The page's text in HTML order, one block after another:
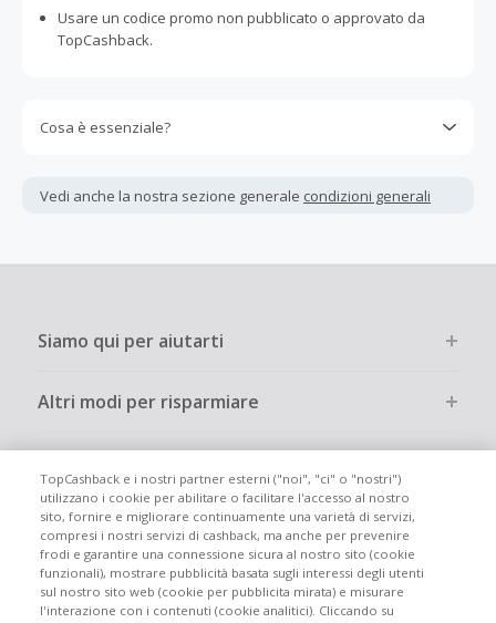
Usare un codice promo non pubblicato o approvato da
TopCashback.
Cosa è essenziale?
interamente online.
dall'acquisto. Pertanto, se noti che il tuo cashback è
Vedi anche la nostra sezione generale condizioni generali
Siamo qui per aiutarti
Altri modi per risparmiare
Partecipa
Info legali
TopCashback e i nostri partner esterni ("noi", "ci" o "nostri")
utilizzano i cookie per abilitare o facilitare l'accesso al nostro
sito, fornire e migliorare continuamente una varietà di servizi,
compresi i nostri servizi di cashback, ma anche per prevenire
frodi e garantire una connessione sicura al nostro sito (cookie
funzionali), mostrare pubblicità basata sugli interessi degli utenti
sul nostro sito web (cookie per pubblicita mirata) e misurare
l'interazione con i contenuti (cookie analitici). Cliccando su